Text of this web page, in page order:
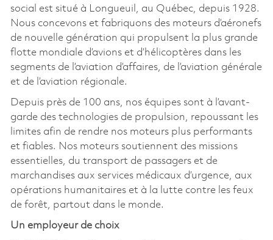
social est situé à Longueuil, au Québec, depuis 1928.
Nous concevons et fabriquons des moteurs d’aéronefs
de nouvelle génération qui propulsent la plus grande
flotte mondiale d’avions et d’hélicoptères dans les
segments de l’aviation d’affaires, de l’aviation générale
et de l’aviation régionale.
Depuis près de 100 ans, nos équipes sont à l’avant-
garde des technologies de propulsion, repoussant les
limites afin de rendre nos moteurs plus performants
et fiables. Nos moteurs soutiennent des missions
essentielles, du transport de passagers et de
marchandises aux services médicaux d’urgence, aux
opérations humanitaires et à la lutte contre les feux
de forêt, partout dans le monde.
Un employeur de choix